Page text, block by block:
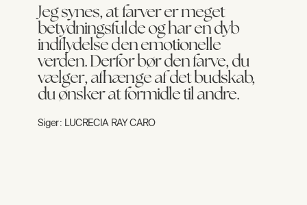
Jeg synes, at farver er meget
betydningsfulde og har en dyb
indflydelse den emotionelle
verden. Derfor bør den farve, du
vælger, afhænge af det budskab,
du ønsker at formidle til andre.
Siger: LUCRECIA RAY CARO